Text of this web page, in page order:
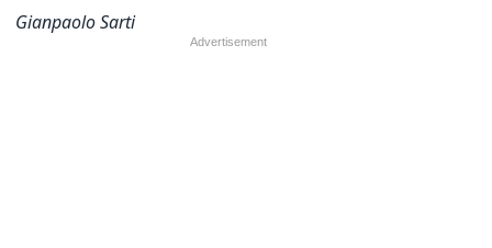
Gianpaolo Sarti